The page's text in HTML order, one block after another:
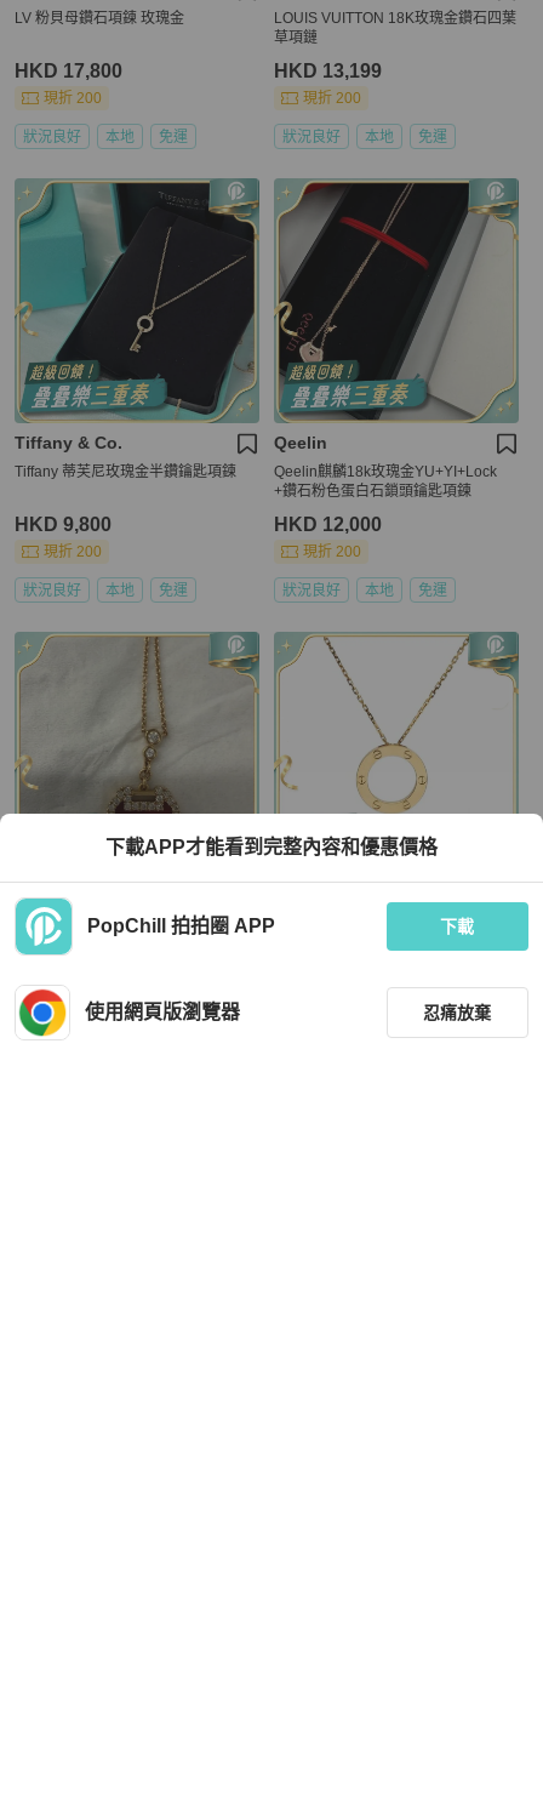
LV 粉貝母鑽石項鍊 玫瑰金
HKD 17,800
現折 200
狀況良好 本地 免運
LOUIS VUITTON 18K玫瑰金鑽石四葉
草項鏈
HKD 13,199
現折 200
狀況良好 本地 免運
Tiffany & Co.
Tiffany 蒂芙尼玫瑰金半鑽鑰匙項鍊
HKD 9,800
現折 200
狀況良好 本地 免運
Qeelin
Qeelin麒麟18k玫瑰金YU+YI+Lock
+鑽石粉色蛋白石鎖頭鑰匙項鍊
HKD 12,000
現折 200
狀況良好 本地 免運
Qeelin
QEELIN 麒麟 如意鎖項鍊 配件 卡，盒
25年
現折 200
近新閒置品
CARTIER 18K黄金LOVE18K玫瑰金
本地 免運
下載APP才能看到完整內容和優惠價格
PopChill 拍拍圈 APP 下載
使用網頁版瀏覽器 忍痛放棄